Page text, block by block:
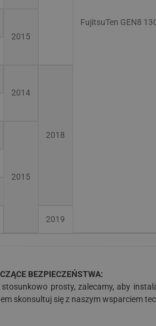
FujitsuTen GEN8
2015
2014
2018
2015
2019
BEZPIECZEŃSTWA:
prosty, zalecamy, aby
skonsultuj się z naszym wsparciem